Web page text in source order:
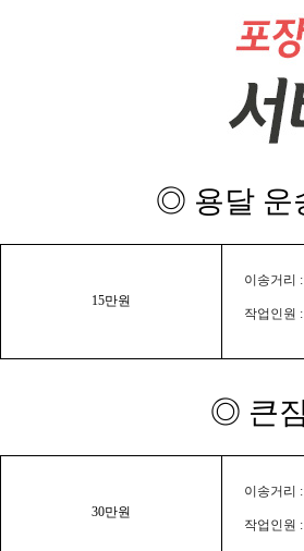
◎ 용달 운
15만원
이송거리
작업인원 :
◎ 큰
30만원
이송거리
작업인원 :